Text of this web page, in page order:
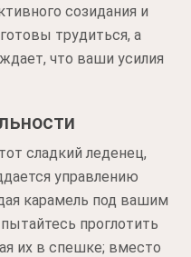
созидания и
трудиться, а
что ваши усилия
сладкий леденец,
управлению
карамель под вашим
проглотить
их в спешке; вместо